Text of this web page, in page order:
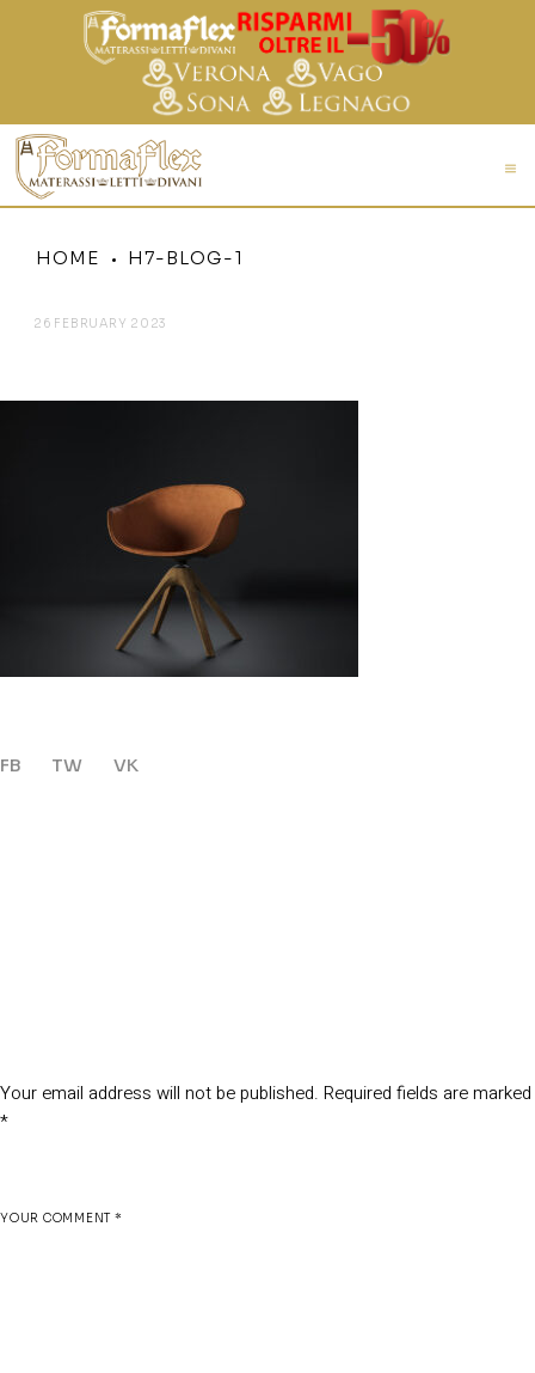
HOME H7-BLOG-1
26 FEBRUARY 2023
FB TW VK
Your email address will not be published. Required fields are marked
*
YOUR COMMENT *